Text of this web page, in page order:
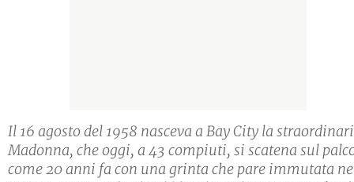
Il 16 agosto del 1958 nasceva a Bay City la
Madonna, che oggi, a 43 compiuti, si scatena sul
come 20 anni fa con una grinta che pare immutata